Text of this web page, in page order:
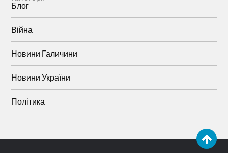
Блог
Війна
Новини Галичини
Новини України
Політика